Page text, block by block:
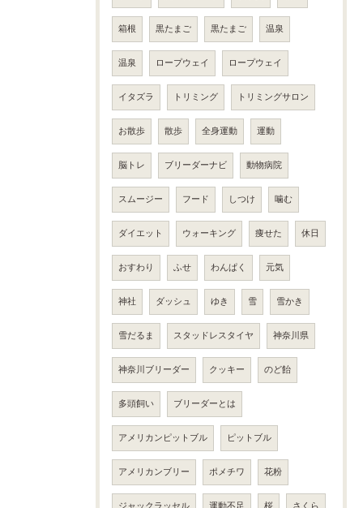
箱根 黒たまご 黒たまご 温泉
温泉 ロープウェイ ロープウェイ
イタズラ トリミング トリミングサロン
お散歩 散歩 全身運動 運動
脳トレ ブリーダーナビ 動物病院
スムージー フード しつけ 噛む
ダイエット ウォーキング 痩せた 休日
おすわり ふせ わんぱく 元気
神社 ダッシュ ゆき 雪 雪かき
雪だるま スタッドレスタイヤ 神奈川県
神奈川ブリーダー クッキー のど飴
多頭飼い ブリーダーとは
アメリカンピットブル ピットブル
アメリカンブリー ポメチワ 花粉
ジャックラッセル 運動不足 桜 さくら